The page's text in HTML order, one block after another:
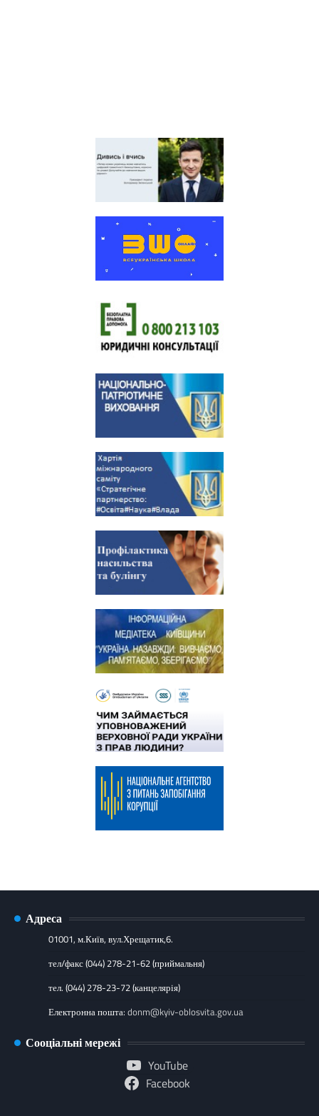
Адреса
01001, м.Київ, вул.Хрещатик,6.
тел/факс (044) 278-21-62 (приймальня)
тел. (044) 278-23-72 (канцелярія)
Електронна пошта: donm@kyiv-oblosvita.gov.ua
Сооціальні мережі
YouTube
Facebook